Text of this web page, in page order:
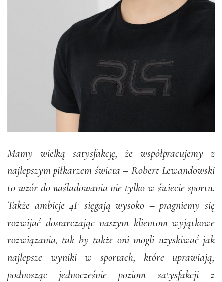
Mamy wielką satysfakcję, że współpracujemy z
najlepszym piłkarzem świata – Robert Lewandowski
to wzór do naśladowania nie tylko w świecie sportu.
Także ambicje 4F sięgają wysoko – pragniemy się
rozwijać dostarczając naszym klientom wyjątkowe
rozwiązania, tak by także oni mogli uzyskiwać jak
najlepsze wyniki w sportach, które uprawiają,
podnosząc jednocześnie poziom satysfakcji z